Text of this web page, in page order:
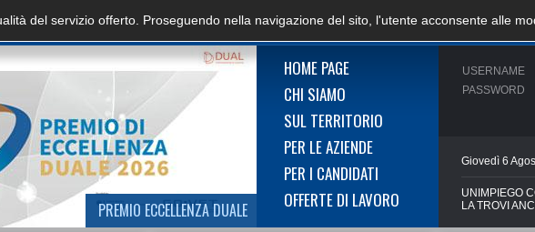
PREMIO ECCELLENZA DUALE
HOME PAGE
CHI SIAMO
SUL TERRITORIO
PER LE AZIENDE
PER I CANDIDATI
OFFERTE DI LAVORO
USERNAME
PASSWORD
Giovedì 6
UNIMPIEGO
LA TROVI
del servizio offerto. Proseguendo nella navigazione del sito, l'utente acconsente alle